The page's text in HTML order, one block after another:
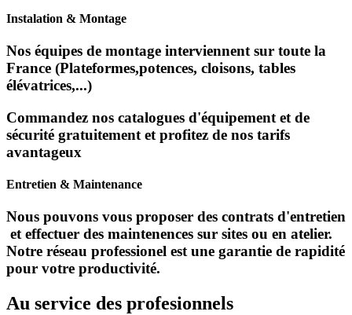
Instalation & Montage
Nos équipes de montage interviennent sur toute la
France (Plateformes,potences, cloisons, tables
élévatrices,...)
Commandez nos catalogues d'équipement et de
sécurité gratuitement et profitez de nos tarifs
avantageux
Entretien & Maintenance
Nous pouvons vous proposer des contrats d'entretien
et effectuer des maintenences sur sites ou en atelier.
Notre réseau professionel est une garantie de rapidité
pour votre productivité.
Au service des profesionnels